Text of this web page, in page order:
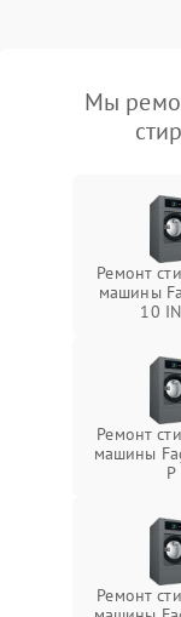
Мы
Ремонт
машины
10
Ремонт
машины
P
Ремонт